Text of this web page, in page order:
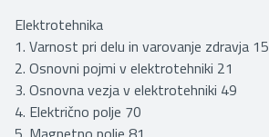
Elektrotehnika
1. Varnost pri delu in varovanje zdravja 15
2. Osnovni pojmi v elektrotehniki 21
3. Osnovna vezja v elektrotehniki 49
4. Električno polje 70